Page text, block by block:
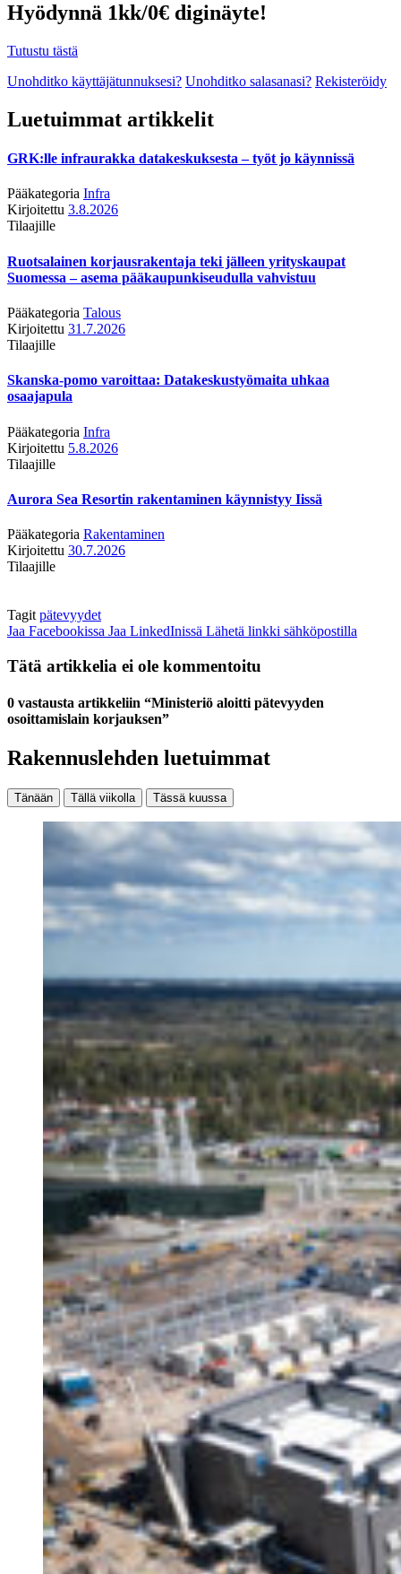
Hyödynnä 1kk/0€ diginäyte!
Tutustu tästä
Unohditko käyttäjätunnuksesi? Unohditko salasanasi? Rekisteröidy
Luetuimmat artikkelit
GRK:lle infraurakka datakeskuksesta – työt jo käynnissä
Pääkategoria Infra
Kirjoitettu 3.8.2026
Tilaajille
Ruotsalainen korjausrakentaja teki jälleen yrityskaupat
Suomessa – asema pääkaupunkiseudulla vahvistuu
Pääkategoria Talous
Kirjoitettu 31.7.2026
Tilaajille
Skanska-pomo varoittaa: Datakeskustyömaita uhkaa
osaajapula
Pääkategoria Infra
Kirjoitettu 5.8.2026
Tilaajille
Aurora Sea Resortin rakentaminen käynnistyy Iissä
Pääkategoria Rakentaminen
Kirjoitettu 30.7.2026
Tilaajille
Tagit pätevyydet
Jaa Facebookissa Jaa LinkedInissä Lähetä linkki sähköpostilla
Tätä artikkelia ei ole kommentoitu
0 vastausta artikkeliin “Ministeriö aloitti pätevyyden
osoittamislain korjauksen”
Rakennuslehden luetuimmat
Tänään Tällä viikolla Tässä kuussa